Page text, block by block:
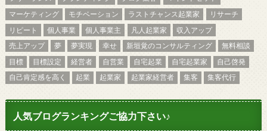
マーケティング
モチベーション ラストチャンス起業家
リサーチ
リピート
個人事業 個人事業主 凡人起業家
収入アップ
売上アップ
夢 夢実現 幸せ 新垣覚のコンサルティング
無料相談
目標
目標設定 経営者 自営業 自宅起業 自宅起業家
自己啓発
自己肯定感を高く
起業 起業家 起業家経営者 集客 集客代行
人気ブログランキングご協力下さい♪